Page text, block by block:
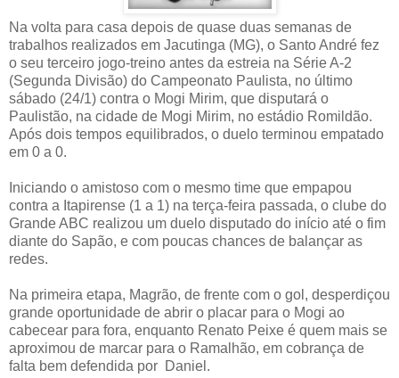
Na volta para casa depois de quase duas semanas de
trabalhos realizados em Jacutinga (MG), o Santo André fez
o seu terceiro jogo-treino antes da estreia na Série A-2
(Segunda Divisão) do Campeonato Paulista, no último
sábado (24/1) contra o Mogi Mirim, que disputará o
Paulistão, na cidade de Mogi Mirim, no estádio Romildão.
Após dois tempos equilibrados, o duelo terminou empatado
em 0 a 0.
Iniciando o amistoso com o mesmo time que empapou
contra a Itapirense (1 a 1) na terça-feira passada, o clube do
Grande ABC realizou um duelo disputado do início até o fim
diante do Sapão, e com poucas chances de balançar as
redes.
Na primeira etapa, Magrão, de frente com o gol, desperdiçou
grande oportunidade de abrir o placar para o Mogi ao
cabecear para fora, enquanto Renato Peixe é quem mais se
aproximou de marcar para o Ramalhão, em cobrança de
falta bem defendida por Daniel.